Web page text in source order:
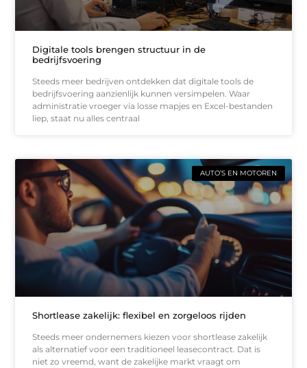
Digitale tools brengen structuur in de
bedrijfsvoering
Steeds meer bedrijven ontdekken dat digitale tools de
bedrijfsvoering aanzienlijk kunnen versimpelen. Waar
administratie vroeger via losse mapjes en Excel-bestanden
liep, staat nu alles centraal
AUTO’S EN MOTOREN
Shortlease zakelijk: flexibel en zorgeloos rijden
Steeds meer ondernemers kiezen voor shortlease zakelijk
als alternatief voor een traditioneel leasecontract. Dat is
niet zo vreemd, want de zakelijke markt vraagt om